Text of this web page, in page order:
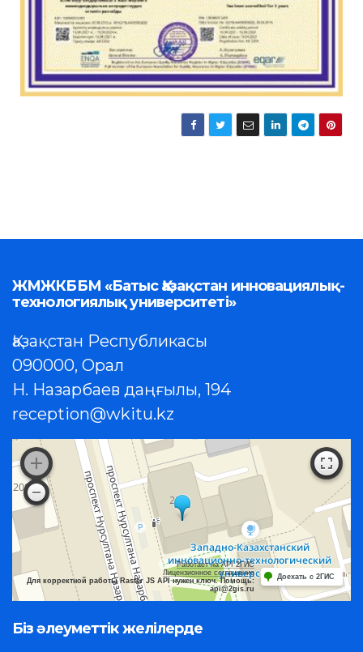
ЖМЖКББМ «Батыс Қазақстан инновациялық-
технологиялық университеті»
Қазақстан Республикасы
090000, Орал
Н. Назарбаев даңғылы, 194
reception@wkitu.kz
Работает на API 2ГИС
Лицензионное соглашение
Для корректной работы Raster JS API нужен ключ. Помощь:
api@2gis.ru
Доехать с 2ГИС
Біз әлеуметтік желілерде